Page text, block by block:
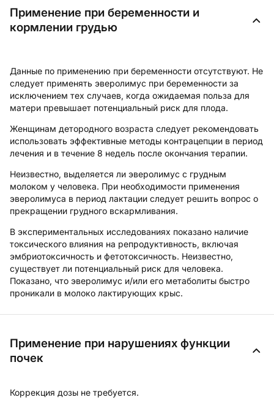
Применение при беременности и
кормлении грудью
Данные по применению при беременности отсутствуют. Не
следует применять эверолимус при беременности за
исключением тех случаев, когда ожидаемая польза для
матери превышает потенциальный риск для плода.
Женщинам детородного возраста следует рекомендовать
использовать эффективные методы контрацепции в период
лечения и в течение 8 недель после окончания терапии.
Неизвестно, выделяется ли эверолимус с грудным
молоком у человека. При необходимости применения
эверолимуса в период лактации следует решить вопрос о
прекращении грудного вскармливания.
В экспериментальных исследованиях показано наличие
токсического влияния на репродуктивность, включая
эмбриотоксичность и фетотоксичность. Неизвестно,
существует ли потенциальный риск для человека.
Показано, что эверолимус и/или его метаболиты быстро
проникали в молоко лактирующих крыс.
Применение при нарушениях функции
почек
Коррекция дозы не требуется.